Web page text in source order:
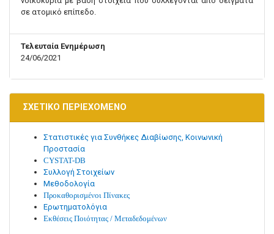
σε ατομικό επίπεδο.
Τελευταία Ενημέρωση
24/06/2021
ΣΧΕΤΙΚΟ ΠΕΡΙΕΧΟΜΕΝΟ
Στατιστικές για Συνθήκες Διαβίωσης, Κοινωνική
Προστασία
CYSTAT-DB
Συλλογή Στοιχείων
Μεθοδολογία
Προκαθορισμένοι Πίνακες
Ερωτηματολόγια
Εκθέσεις Ποιότητας / Μεταδεδομένων